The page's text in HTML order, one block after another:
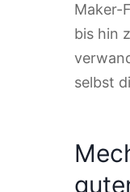
Maker-
bis hin
selbst